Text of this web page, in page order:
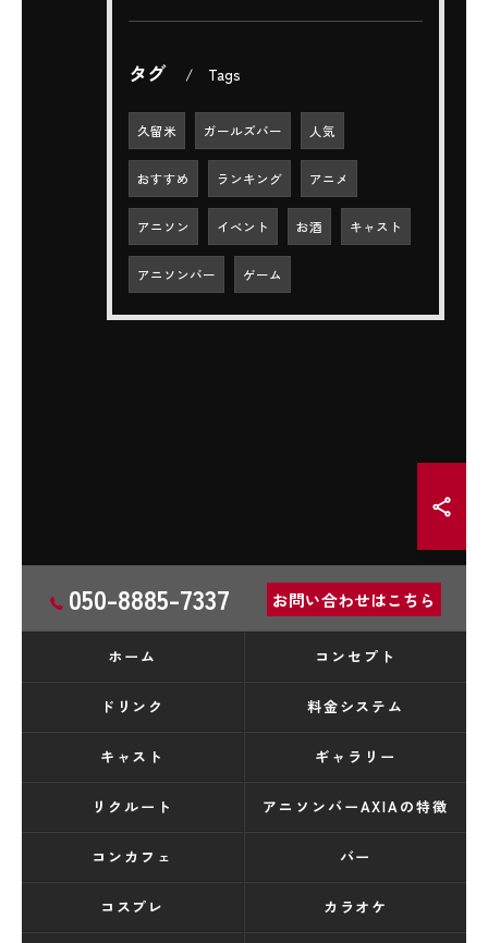
タグ Tags
久留米 ガールズバー 人気
おすすめ ランキング アニメ
アニソン イベント お酒 キャスト
アニソンバー ゲーム
050-8885-7337 お問い合わせはこちら
ホーム コンセプト
ドリンク 料金システム
キャスト ギャラリー
リクルート アニソンバーAXIAの特徴
コンカフェ バー
コスプレ カラオケ